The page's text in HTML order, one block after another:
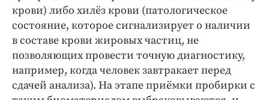
крови) либо хилёз крови (патологическое
состояние, которое сигнализирует о наличии
в составе крови жировых частиц, не
позволяющих провести точную диагностику,
например, когда человек завтракает перед
сдачей анализа). На этапе приёмки пробирки с